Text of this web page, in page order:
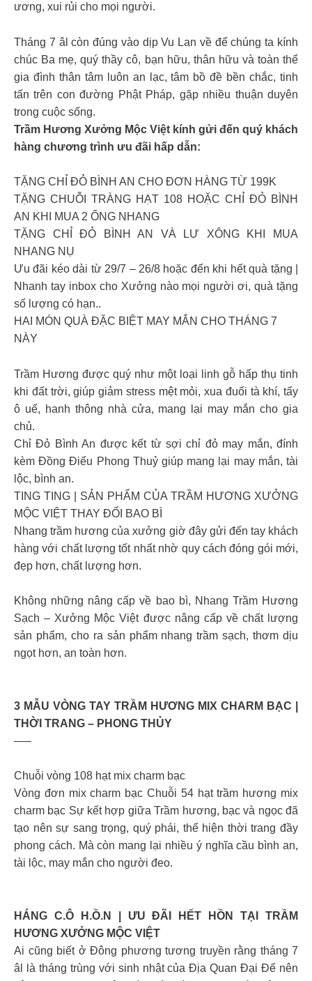
ương, xui rủi cho mọi người.
Tháng 7 âl còn đúng vào dịp Vu Lan về để chúng ta kính
chúc Ba mẹ, quý thầy cô, bạn hữu, thân hữu và toàn thể
gia đình thân tâm luôn an lạc, tâm bồ đề bền chắc, tinh
tấn trên con đường Phật Pháp, gặp nhiều thuận duyên
trong cuộc sống.
Trầm Hương Xưởng Mộc Việt kính gửi đến quý khách
hàng chương trình ưu đãi hấp dẫn:
TẶNG CHỈ ĐỎ BÌNH AN CHO ĐƠN HÀNG TỪ 199K
TẶNG CHUỖI TRÀNG HẠT 108 HOẶC CHỈ ĐỎ BÌNH
AN KHI MUA 2 ỐNG NHANG
TẶNG CHỈ ĐỎ BÌNH AN VÀ LƯ XÔNG KHI MUA
NHANG NỤ
Ưu đãi kéo dài từ 29/7 – 26/8 hoặc đến khi hết quà tặng |
Nhanh tay inbox cho Xưởng nào mọi người ơi, quà tặng
số lượng có hạn..
HAI MÓN QUÀ ĐẶC BIỆT MAY MẮN CHO THÁNG 7
NÀY
Trầm Hương được quý như một loại linh gỗ hấp thụ tinh
khi đất trời, giúp giảm stress mệt mỏi, xua đuổi tà khí, tẩy
ô uế, hanh thông nhà cửa, mang lại may mắn cho gia
chủ.
Chỉ Đỏ Bình An được kết từ sợi chỉ đỏ may mắn, đính
kèm Đồng Điếu Phong Thuỷ giúp mang lại may mắn, tài
lộc, bình an.
TING TING | SẢN PHẨM CỦA TRẦM HƯƠNG XƯỞNG
MỘC VIỆT THAY ĐỔI BAO BÌ
Nhang trầm hương của xưởng giờ đây gửi đến tay khách
hàng với chất lượng tốt nhất nhờ quy cách đóng gói mới,
đẹp hơn, chất lượng hơn.
Không những nâng cấp về bao bì, Nhang Trầm Hương
Sạch – Xưởng Mộc Việt được nâng cấp về chất lượng
sản phẩm, cho ra sản phẩm nhang trầm sạch, thơm dịu
ngọt hơn, an toàn hơn.
3 MẪU VÒNG TAY TRẦM HƯƠNG MIX CHARM BẠC |
THỜI TRANG – PHONG THỦY
—–
Chuỗi vòng 108 hạt mix charm bạc
Vòng đơn mix charm bạc Chuỗi 54 hạt trầm hương mix
charm bạc Sự kết hợp giữa Trầm hương, bạc và ngọc đã
tạo nên sự sang trọng, quý phái, thể hiện thời trang đầy
phong cách. Mà còn mang lại nhiều ý nghĩa cầu bình an,
tài lộc, may mắn cho người đeo.
HÁNG C.Ô H.Ồ.N | ƯU ĐÃI HẾT HỒN TẠI TRẦM
HƯƠNG XƯỞNG MỘC VIỆT
Ai cũng biết ở Đông phương tương truyền rằng tháng 7
âl là tháng trùng với sinh nhật của Địa Quan Đại Đế nên